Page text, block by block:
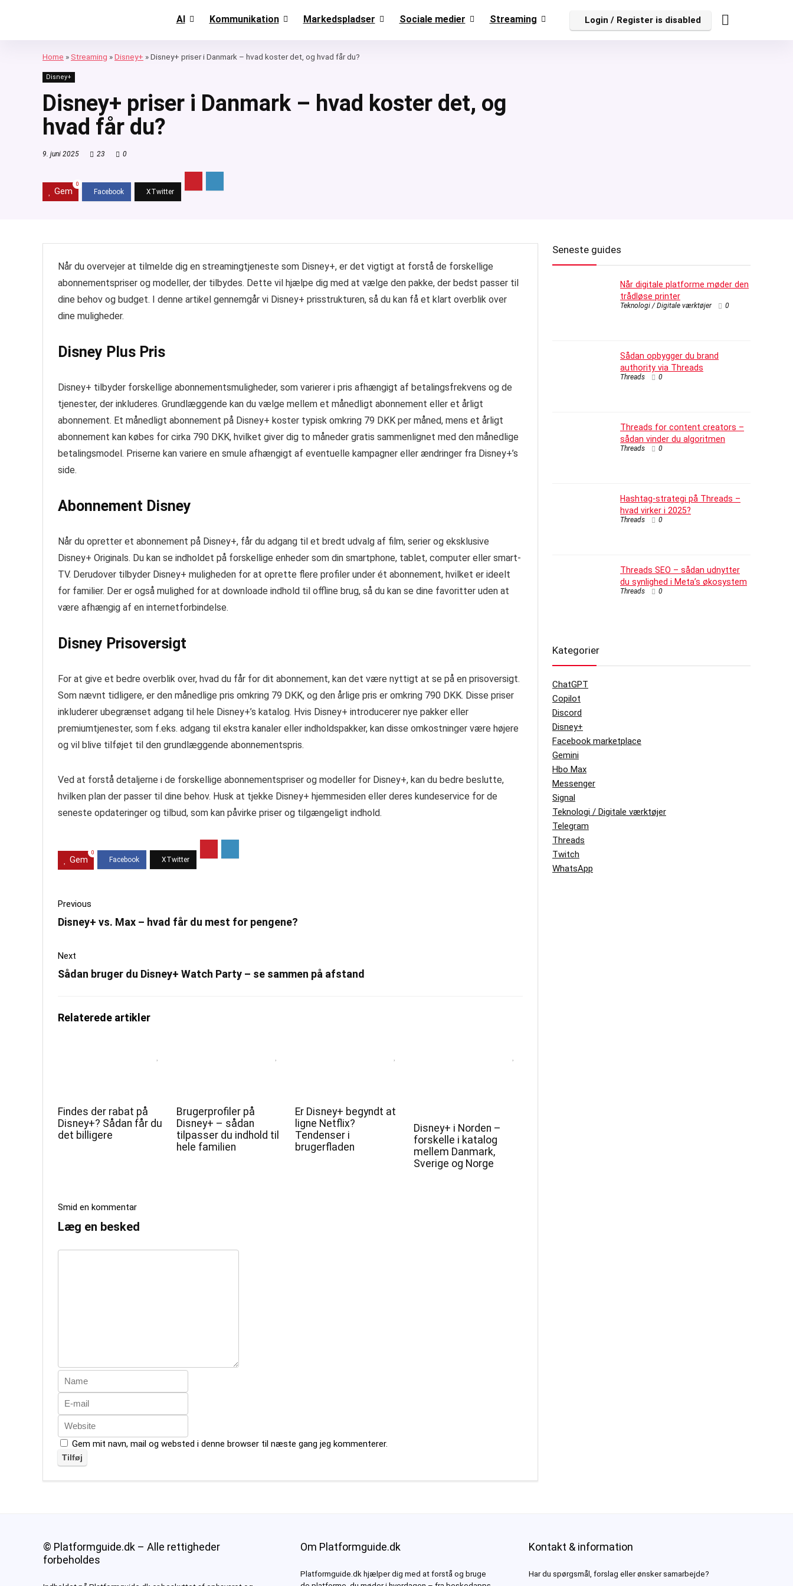
AI Kommunikation Markedspladser Sociale medier Streaming Login / Register is disabled
Home » Streaming »Disney+ »Disney+ priser i Danmark – hvad koster det, og hvad får du?
Disney+
Disney+ priser i Danmark – hvad koster det, og
hvad får du?
9. juni 2025 23 0
Gem
0
Når du overvejer at tilmelde dig en streamingtjeneste som Disney+, er det vigtigt at forstå de forskellige
abonnementspriser og modeller, der tilbydes. Dette vil hjælpe dig med at vælge den pakke, der bedst passer til
dine behov og budget. I denne artikel gennemgår vi Disney+ prisstrukturen, så du kan få et klart overblik over
dine muligheder.
Disney Plus Pris
Disney+ tilbyder forskellige abonnementsmuligheder, som varierer i pris afhængigt af betalingsfrekvens og de
tjenester, der inkluderes. Grundlæggende kan du vælge mellem et månedligt abonnement eller et årligt
abonnement. Et månedligt abonnement på Disney+ koster typisk omkring 79 DKK per måned, mens et årligt
abonnement kan købes for cirka 790 DKK, hvilket giver dig to måneder gratis sammenlignet med den månedlige
betalingsmodel. Priserne kan variere en smule afhængigt af eventuelle kampagner eller ændringer fra Disney+’s
side.
Abonnement Disney
Når du opretter et abonnement på Disney+, får du adgang til et bredt udvalg af film, serier og eksklusive
Disney+ Originals. Du kan se indholdet på forskellige enheder som din smartphone, tablet, computer eller smart-
TV. Derudover tilbyder Disney+ muligheden for at oprette flere profiler under ét abonnement, hvilket er ideelt
for familier. Der er også mulighed for at downloade indhold til offline brug, så du kan se dine favoritter uden at
være afhængig af en internetforbindelse.
Disney Prisoversigt
For at give et bedre overblik over, hvad du får for dit abonnement, kan det være nyttigt at se på en prisoversigt.
Som nævnt tidligere, er den månedlige pris omkring 79 DKK, og den årlige pris er omkring 790 DKK. Disse priser
inkluderer ubegrænset adgang til hele Disney+’s katalog. Hvis Disney+ introducerer nye pakker eller
premiumtjenester, som f.eks. adgang til ekstra kanaler eller indholdspakker, kan disse omkostninger være højere
og vil blive tilføjet til den grundlæggende abonnementspris.
Ved at forstå detaljerne i de forskellige abonnementspriser og modeller for Disney+, kan du bedre beslutte,
hvilken plan der passer til dine behov. Husk at tjekke Disney+ hjemmesiden eller deres kundeservice for de
seneste opdateringer og tilbud, som kan påvirke priser og tilgængeligt indhold.
Gem
0
Previous
Disney+ vs. Max – hvad får du mest for pengene?
Next
Sådan bruger du Disney+ Watch Party – se sammen på afstand
Relaterede artikler
Findes der rabat på
Disney+? Sådan får du
det billigere
Brugerprofiler på
Disney+ – sådan
tilpasser du indhold til
hele familien
Er Disney+ begyndt at
ligne Netflix?
Tendenser i
brugerfladen
Disney+ i Norden –
forskelle i katalog
mellem Danmark,
Sverige og Norge
Smid en kommentar
Læg en besked
Gem mit navn, mail og websted i denne browser til næste gang jeg kommenterer.
Seneste guides
Når digitale platforme møder den
trådløse printer
Teknologi / Digitale værktøjer 0
Sådan opbygger du brand
authority via Threads
Threads 0
Threads for content creators –
sådan vinder du algoritmen
Threads 0
Hashtag-strategi på Threads –
hvad virker i 2025?
Threads 0
Threads SEO – sådan udnytter
du synlighed i Meta’s økosystem
Threads 0
Kategorier
ChatGPT
Copilot
Discord
Disney+
Facebook marketplace
Gemini
Hbo Max
Messenger
Signal
Teknologi / Digitale værktøjer
Telegram
Threads
Twitch
WhatsApp
© Platformguide.dk – Alle rettigheder
forbeholdes
Om Platformguide.dk
Platformguide.dk hjælper dig med at forstå og bruge
Kontakt & information
Har du spørgsmål, forslag eller ønsker samarbejde?